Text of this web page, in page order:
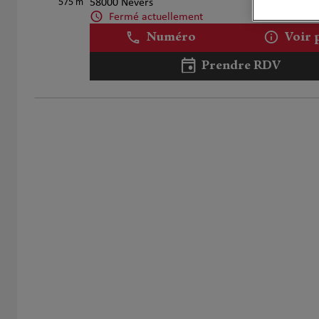
575 m
58000 Nevers
Fermé actuellement
Numéro Voir
Prendre RDV